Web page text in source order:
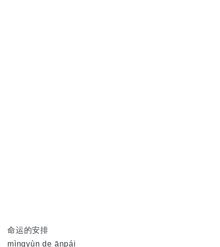
命运的安排
mìngyùn de ānpái